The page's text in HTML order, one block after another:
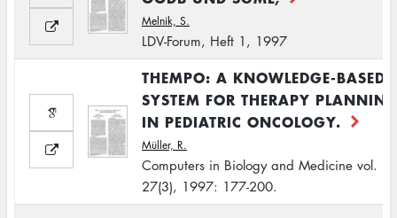
Melnik, S.
LDV-Forum, Heft 1, 1997
THEMPO: A KNOWLEDGE-BASED
SYSTEM FOR THERAPY
IN PEDIATRIC ONCOLOGY.
Müller, R.
Computers in Biology and Medicine vol.
27(3), 1997: 177-200.